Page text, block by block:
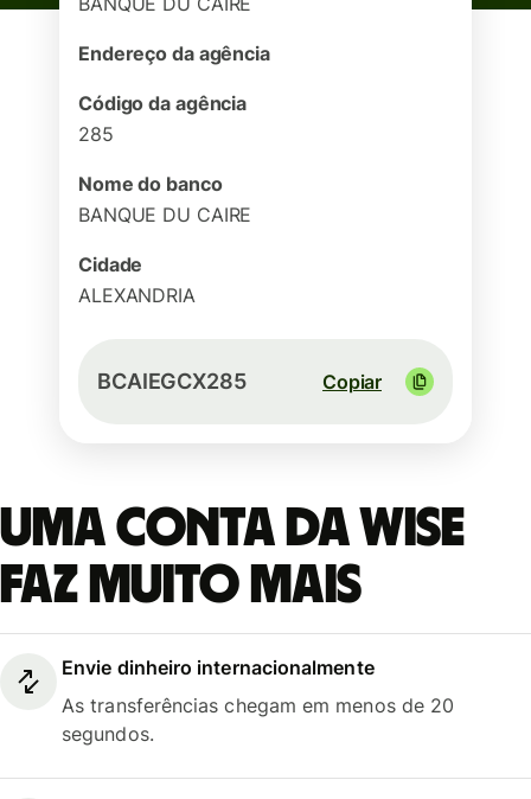
Endereço da agência
Código da agência
285
Nome do banco
BANQUE DU CAIRE
Cidade
ALEXANDRIA
BCAIEGCX285 Copiar
Uma conta da Wise
faz muito mais
Envie dinheiro internacionalmente
As transferências chegam em menos de 20
segundos.